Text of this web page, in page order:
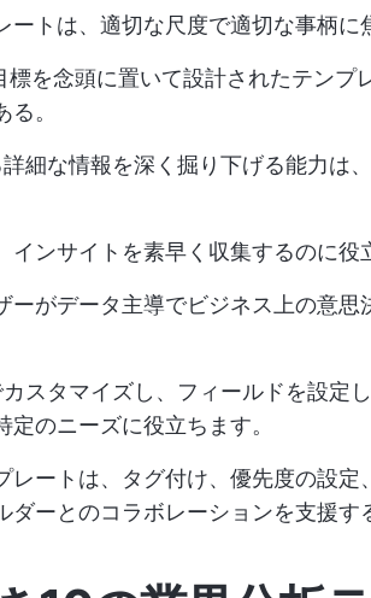
ートは、適切な尺度で適切な事柄に
を念頭に置いて設計されたテンプ
。
細な情報を深く掘り下げる能力は
ンサイトを素早く収集するのに役
がデータ主導でビジネス上の意思
スタマイズし、フィールドを設定
のニーズに役立ちます。
ートは、タグ付け、優先度の設定
ーとのコラボレーションを支援す